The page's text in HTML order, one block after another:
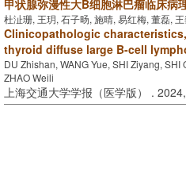
甲状腺弥漫性大B细胞淋巴瘤临床病
杜沚珊, 王玥, 石子旸, 施晴, 易红梅, 董磊,
Clinicopathologic
thyroid diffuse large B-cell
DU Zhishan, WANG Yue, SHI Ziyang,
ZHAO Weili
上海交通大学学报（医学版） .